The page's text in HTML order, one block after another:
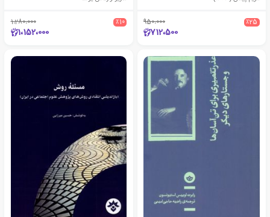
٪25 950،000
712،500
٪10 1،280،000
1،152،000